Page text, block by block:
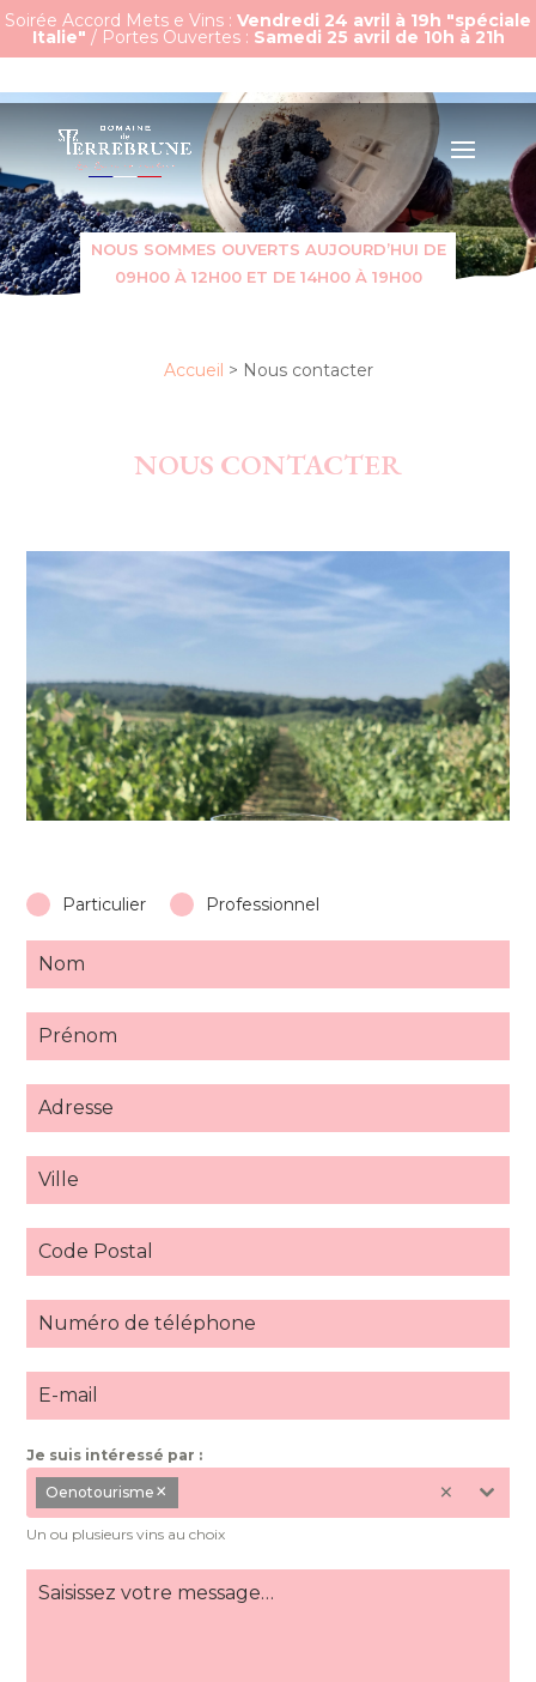
Soirée Accord Mets e Vins : Vendredi 24 avril à 19h "spéciale
Italie" / Portes Ouvertes : Samedi 25 avril de 10h à 21h
Accueil > Nous contacter
NOUS CONTACTER
Particulier Professionnel
Je suis intéressé par :
×
Oenotourisme ×
Un ou plusieurs vins au choix
NOUS SOMMES OUVERTS AUJOURD’HUI DE
09H00 À 12H00 ET DE 14H00 À 19H00